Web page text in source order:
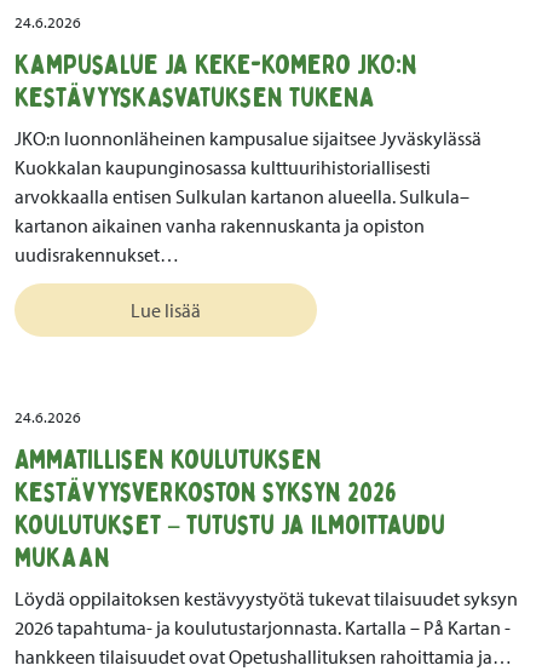
24.6.2026
Kampusalue ja KEKE-komero JKO:n
kestävyyskasvatuksen tukena
JKO:n luonnonläheinen kampusalue sijaitsee Jyväskylässä
Kuokkalan kaupunginosassa kulttuurihistoriallisesti
arvokkaalla entisen Sulkulan kartanon alueella. Sulkula–
kartanon aikainen vanha rakennuskanta ja opiston
uudisrakennukset…
Lue lisää
24.6.2026
Ammatillisen koulutuksen
kestävyysverkoston syksyn 2026
koulutukset – tutustu ja ilmoittaudu
mukaan
Löydä oppilaitoksen kestävyystyötä tukevat tilaisuudet syksyn
2026 tapahtuma- ja koulutustarjonnasta. Kartalla – På Kartan -
hankkeen tilaisuudet ovat Opetushallituksen rahoittamia ja…